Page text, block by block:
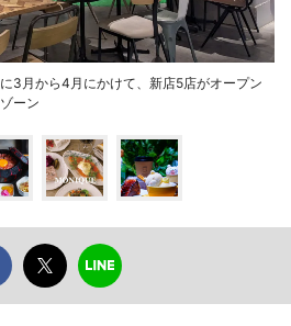
3月から4月にかけて、新店5店がオープン
ーン